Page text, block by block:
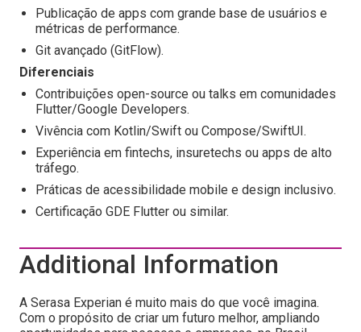
Publicação de apps com grande base de usuários e
métricas de performance.
Git avançado (GitFlow).
Diferenciais
Contribuições open-source ou talks em comunidades
Flutter/Google Developers.
Vivência com Kotlin/Swift ou Compose/SwiftUI.
Experiência em fintechs, insuretechs ou apps de alto
tráfego.
Práticas de acessibilidade mobile e design inclusivo.
Certificação GDE Flutter ou similar.
Additional Information
A Serasa Experian é muito mais do que você imagina.
Com o propósito de criar um futuro melhor, ampliando